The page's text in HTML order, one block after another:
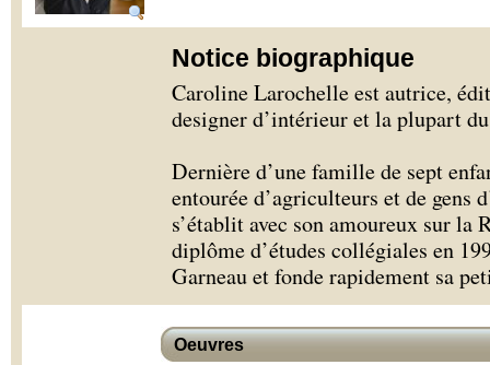
Notice biographique
Caroline Larochelle est autrice,
designer d’intérieur et la plupart
Dernière d’une famille de sept
entourée d’agriculteurs et de gens
s’établit avec son amoureux sur la
diplôme d’études collégiales en
Garneau et fonde rapidement sa
Oeuvres